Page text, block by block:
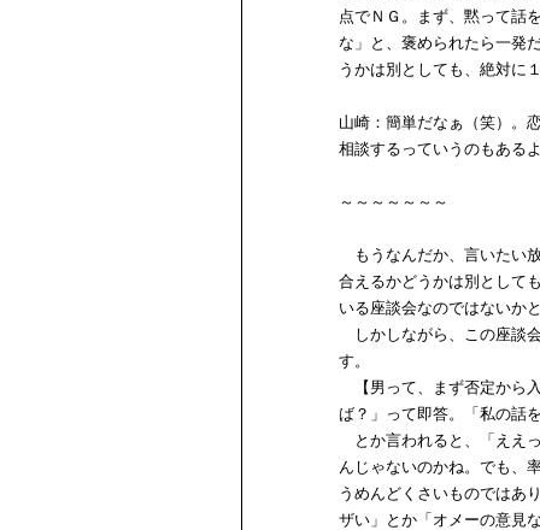
点でＮＧ。まず、黙って話
な」と、褒められたら一発
うかは別としても、絶対に
山崎：簡単だなぁ（笑）。
相談するっていうのもある
～～～～～～～
もうなんだか、言いたい
合えるかどうかは別として
いる座談会なのではないか
しかしながら、この座談
す。
【男って、まず否定から
ば？」って即答。「私の話
とか言われると、「ええ
んじゃないのかね。でも、
うめんどくさいものではあ
ザい」とか「オメーの意見